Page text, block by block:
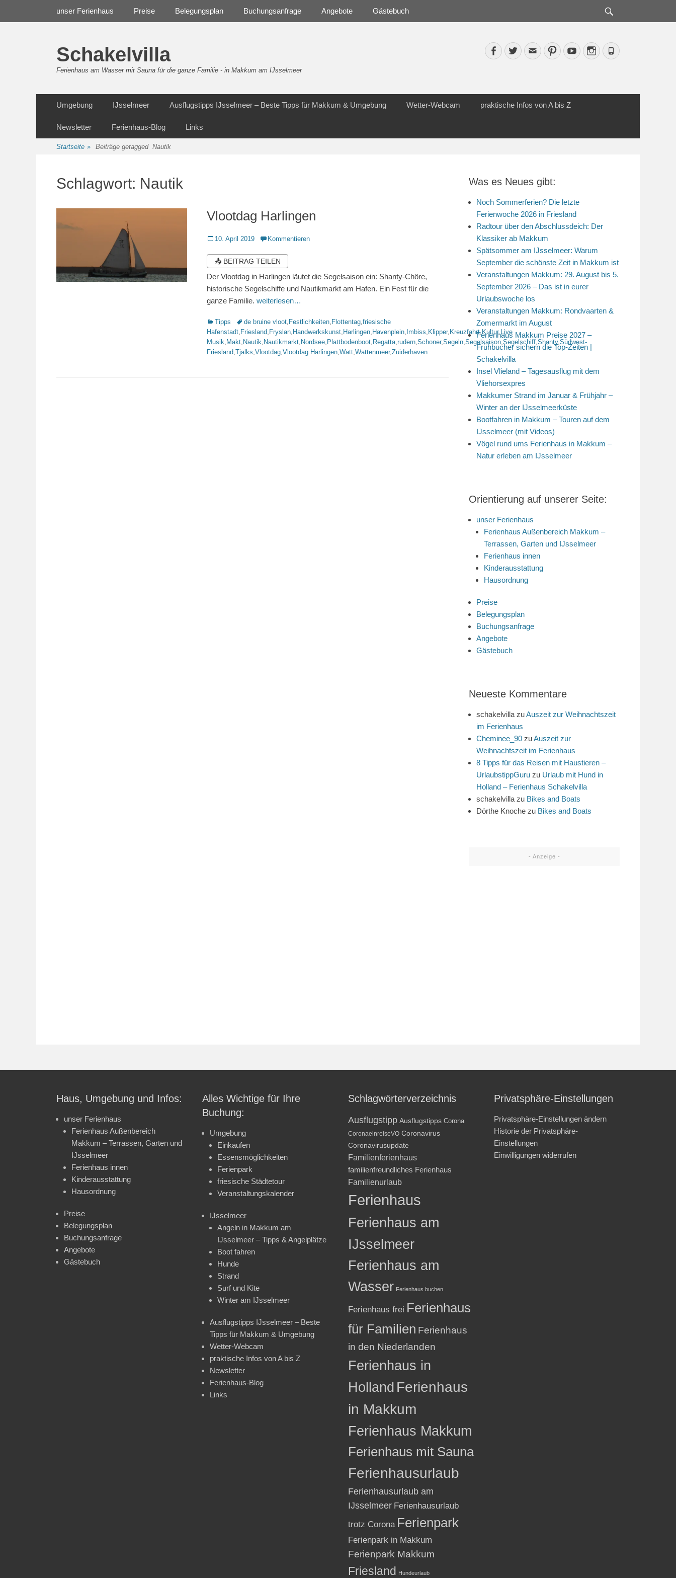
unser Ferienhaus Preise Belegungsplan Buchungsanfrage Angebote Gästebuch
Schakelvilla
Ferienhaus am Wasser mit Sauna für die ganze Familie - in Makkum am IJsselmeer
Facebook
TwitterEmailPinterestYouTubeInstagram
Phone
Inhalt
Umgebung IJsselmeer Ausflugstipps IJsselmeer – Beste Tipps für Makkum & Umgebung Wetter-Webcam praktische Infos von A bis Z
Newsletter Ferienhaus-Blog Links
Startseite » Beiträge getagged Nautik
Schlagwort: Nautik
Vlootdag Harlingen
Veröffentlicht
10. April 2019 Kommentieren
📤 BEITRAG TEILEN
Der Vlootdag in Harlingen läutet die Segelsaison ein: Shanty-Chöre,
historische Segelschiffe und Nautikmarkt am Hafen. Ein Fest für die
ganze Familie. weiterlesen…
Kategorien
Tipps Schlagworte
de bruine vloot, Festlichkeiten, Flottentag,friesische
Hafenstadt, Friesland, Fryslan, Handwerkskunst, Harlingen, Havenplein, Imbiss, Klipper, Kreuzfahrt,Kultur,Live
Musik, Makt, Nautik, Nautikmarkt, Nordsee, Plattbodenboot, Regatta,rudern,Schoner,Segeln,Segelsaison,Segelschiff,Shanty,Südwest-
Friesland,Tjalks,Vlootdag,Vlootdag Harlingen,Watt,Wattenmeer,Zuiderhaven
Was es Neues gibt:
Noch Sommerferien? Die letzte
Ferienwoche 2026 in Friesland
Radtour über den Abschlussdeich: Der
Klassiker ab Makkum
Spätsommer am IJsselmeer: Warum
September die schönste Zeit in Makkum ist
Veranstaltungen Makkum: 29. August bis 5.
September 2026 – Das ist in eurer
Urlaubswoche los
Veranstaltungen Makkum: Rondvaarten &
Zomermarkt im August
Ferienhaus Makkum Preise 2027 –
Frühbucher sichern die Top-Zeiten |
Schakelvilla
Insel Vlieland – Tagesausflug mit dem
Vliehorsexpres
Makkumer Strand im Januar & Frühjahr –
Winter an der IJsselmeerküste
Bootfahren in Makkum – Touren auf dem
IJsselmeer (mit Videos)
Vögel rund ums Ferienhaus in Makkum –
Natur erleben am IJsselmeer
Orientierung auf unserer Seite:
unser Ferienhaus
Ferienhaus Außenbereich Makkum –
Terrassen, Garten und IJsselmeer
Ferienhaus innen
Kinderausstattung
Hausordnung
Preise
Belegungsplan
Buchungsanfrage
Angebote
Gästebuch
Neueste Kommentare
schakelvilla zuAuszeit zur Weihnachtszeit
im Ferienhaus
Cheminee_90 zuAuszeit zur
Weihnachtszeit im Ferienhaus
8 Tipps für das Reisen mit Haustieren –
UrlaubstippGuru zu Urlaub mit Hund in
Holland – Ferienhaus Schakelvilla
schakelvilla zu Bikes and Boats
Dörthe Knoche zu Bikes and Boats
- Anzeige -
Haus, Umgebung und Infos:
unser Ferienhaus
Ferienhaus Außenbereich
Makkum – Terrassen, Garten und
IJsselmeer
Ferienhaus innen
Kinderausstattung
Hausordnung
Preise
Belegungsplan
Buchungsanfrage
Angebote
Gästebuch
Alles Wichtige für Ihre
Buchung:
Umgebung
Einkaufen
Essensmöglichkeiten
Ferienpark
friesische Städtetour
Veranstaltungskalender
IJsselmeer
Angeln in Makkum am
IJsselmeer – Tipps & Angelplätze
Boot fahren
Hunde
Strand
Surf und Kite
Winter am IJsselmeer
Ausflugstipps IJsselmeer – Beste
Tipps für Makkum & Umgebung
Wetter-Webcam
praktische Infos von A bis Z
Newsletter
Ferienhaus-Blog
Links
Schlagwörterverzeichnis
Ausflugstipp Ausflugstipps Corona
CoronaeinreiseVO Coronavirus
Coronavirusupdate
Familienferienhaus
familienfreundliches Ferienhaus
Familienurlaub
Ferienhaus
Ferienhaus am
IJsselmeer
Ferienhaus am
Wasser Ferienhaus buchen
Ferienhaus frei Ferienhaus
für Familien Ferienhaus
in den Niederlanden
Ferienhaus in
Holland Ferienhaus
in Makkum
Ferienhaus Makkum
Ferienhaus mit Sauna
Ferienhausurlaub
Ferienhausurlaub am
IJsselmeer Ferienhausurlaub
trotz Corona Ferienpark
Ferienpark in Makkum
Ferienpark Makkum
Friesland Hundeurlaub
Privatsphäre-Einstellungen
Privatsphäre-Einstellungen ändern
Historie der Privatsphäre-
Einstellungen
Einwilligungen widerrufen